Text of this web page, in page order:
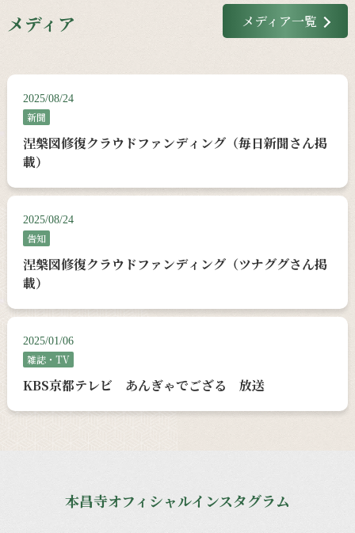
メディア メディア一覧
2025/08/24
新聞
涅槃図修復クラウドファンディング（毎日新聞さん掲
載）
2025/08/24
告知
涅槃図修復クラウドファンディング（ツナググさん掲
載）
2025/01/06
雑誌・TV
KBS京都テレビ あんぎゃでござる 放送
本昌寺オフィシャルインスタグラム